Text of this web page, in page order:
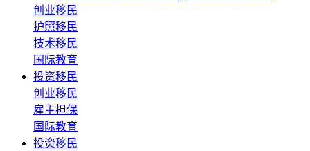
创业移民
护照移民
技术移民
国际教育
投资移民
创业移民
雇主担保
国际教育
投资移民